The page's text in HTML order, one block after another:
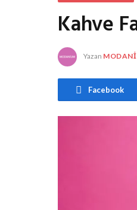
Kahve
Yazan
Facebook